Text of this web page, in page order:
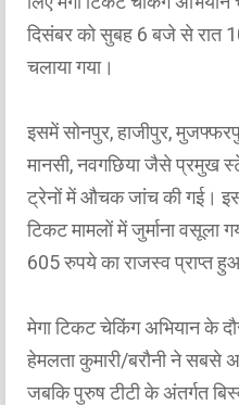
दिसंबर को सुबह 6 बजे से रात
चलाया गया।
इसमें सोनपुर, हाजीपुर,
मानसी, नवगछिया जैसे प्रमुख
ट्रेनों में औचक जांच की गई। इस
टिकट मामलों में जुर्माना
605 रुपये का राजस्व प्राप्त
मेगा टिकट चेकिंग अभियान के
हेमलता कुमारी/बरौनी ने
जबकि पुरुष टीटी के अंतर्गत